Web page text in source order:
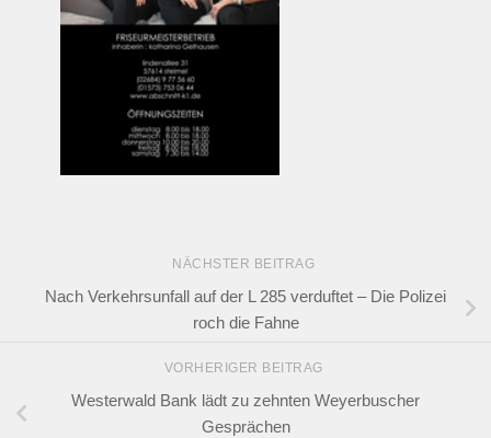
NÄCHSTER BEITRAG
Nach Verkehrsunfall auf der L 285 verduftet – Die Polizei
roch die Fahne
VORHERIGER BEITRAG
Westerwald Bank lädt zu zehnten Weyerbuscher
Gesprächen